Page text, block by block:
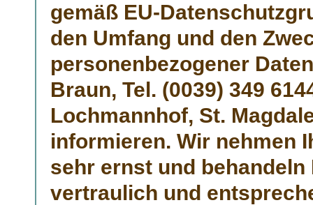
gemäß EU-
den Umfang und den
personenbezogener
Braun, Tel. (0039) 349
Lochmannhof, St.
informieren. Wir nehmen
sehr ernst und
vertraulich und